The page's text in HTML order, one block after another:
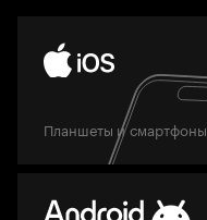
Планшеты и смартфоны